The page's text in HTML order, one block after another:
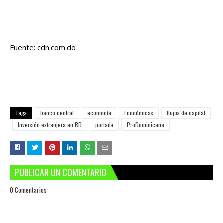
Fuente: cdn.com.do
Tags banco central economía Económicas
flujos de capital
Inversión extranjera en RD
portada ProDominicana
PUBLICAR UN COMENTARIO
0 Comentarios